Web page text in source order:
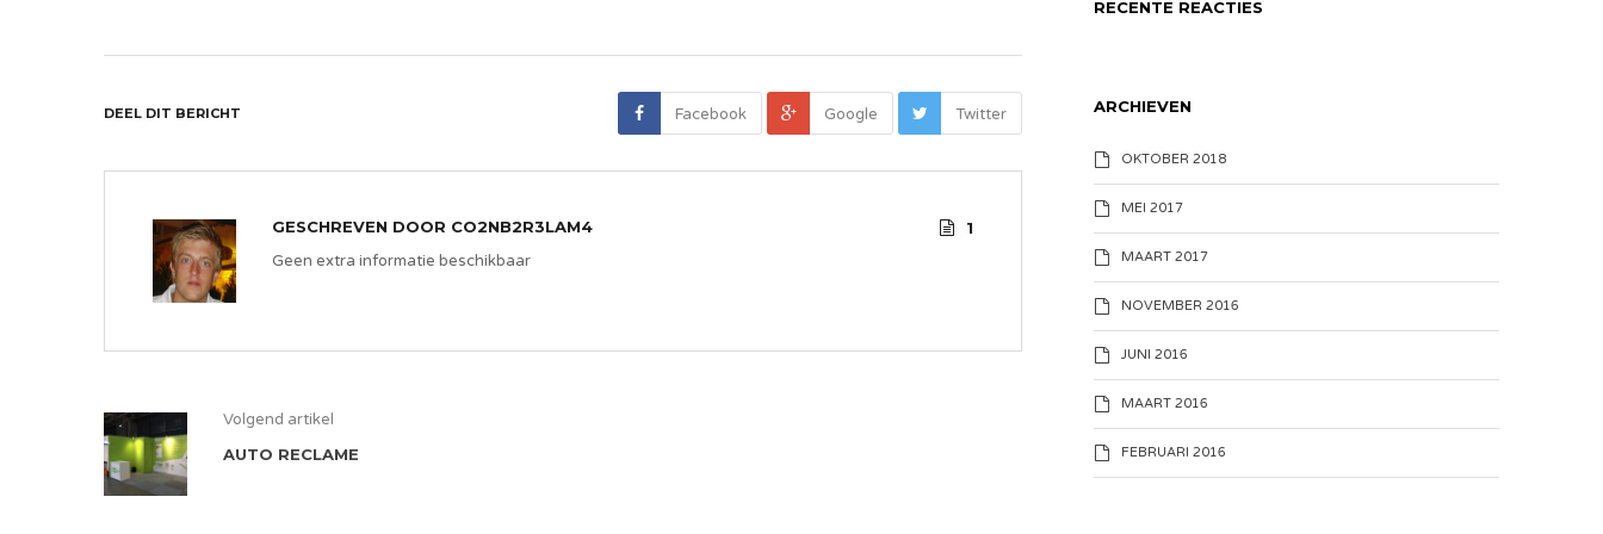
DEEL DIT BERICHT Twitter
Google
Facebook
GESCHREVEN DOOR CO2NB2R3LAM4
1
Geen extra informatie beschikbaar
Volgend artikel
AUTO RECLAME
RECENTE REACTIES
ARCHIEVEN
OKTOBER 2018
MEI 2017
MAART 2017
NOVEMBER 2016
JUNI 2016
MAART 2016
FEBRUARI 2016